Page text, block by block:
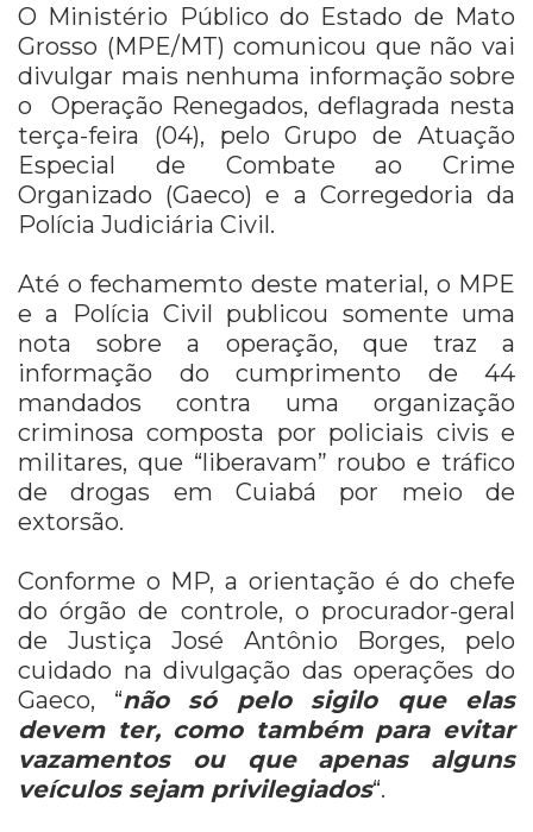
O Ministério Público do Estado de Mato
Grosso (MPE/MT) comunicou que não vai
divulgar mais nenhuma informação sobre
o Operação Renegados, deflagrada nesta
terça-feira (04), pelo Grupo de Atuação
Especial de Combate ao Crime
Organizado (Gaeco) e a Corregedoria da
Polícia Judiciária Civil.
Até o fechamemto deste material, o MPE
e a Polícia Civil publicou somente uma
nota sobre a operação, que traz a
informação do cumprimento de 44
mandados contra uma organização
criminosa composta por policiais civis e
militares, que “liberavam” roubo e tráfico
de drogas em Cuiabá por meio de
extorsão.
Conforme o MP, a orientação é do chefe
do órgão de controle, o procurador-geral
de Justiça José Antônio Borges, pelo
cuidado na divulgação das operações do
Gaeco, “não só pelo sigilo que elas
devem ter, como também para evitar
vazamentos ou que apenas alguns
veículos sejam privilegiados“.